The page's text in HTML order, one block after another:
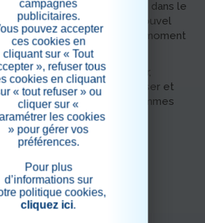
chevaux de Marie, installés dans le
Avant leur départ vers un nouvel
a souhaité organiser un moment
résidents ont pu s’approcher,
qui le souhaitaient, caresser et
des carottes et des pommes
sociaux
campagnes
publicitaires.
pouvez accepter
ces cookies en
cliquant sur « Tout
», refuser tous
cookies en cliquant
« tout refuser » ou
cliquer sur «
les cookies
» pour gérer vos
préférences.
Pour plus
d’informations sur
politique cookies,
cliquez ici.